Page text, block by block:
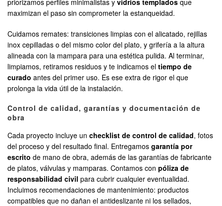
priorizamos perfiles minimalistas y vidrios templados que
maximizan el paso sin comprometer la estanqueidad.
Cuidamos remates: transiciones limpias con el alicatado, rejillas
inox cepilladas o del mismo color del plato, y grifería a la altura
alineada con la mampara para una estética pulida. Al terminar,
limpiamos, retiramos residuos y te indicamos el tiempo de
curado antes del primer uso. Es ese extra de rigor el que
prolonga la vida útil de la instalación.
Control de calidad, garantías y documentación de
obra
Cada proyecto incluye un checklist de control de calidad, fotos
del proceso y del resultado final. Entregamos garantía por
escrito de mano de obra, además de las garantías de fabricante
de platos, válvulas y mamparas. Contamos con póliza de
responsabilidad civil para cubrir cualquier eventualidad.
Incluimos recomendaciones de mantenimiento: productos
compatibles que no dañan el antideslizante ni los sellados,